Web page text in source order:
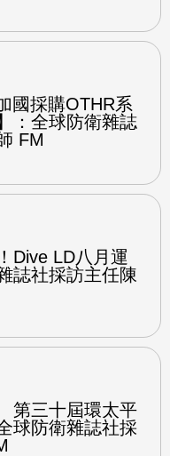
國採購OTHR系
：全球防衛雜誌
FM
Dive LD八月運
誌社採訪主任陳
第三十屆環太平
球防衛雜誌社採